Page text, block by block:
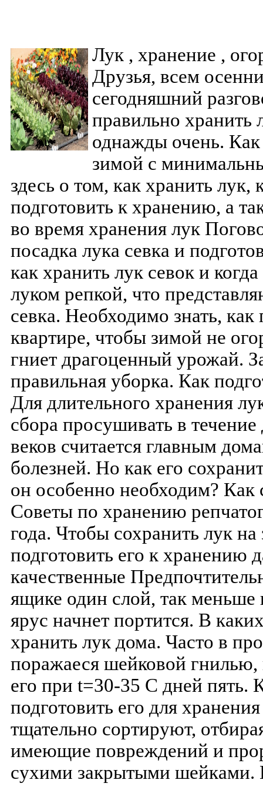
Лук , хранение ,
Друзья, всем
сегодняшний
правильно
однажды очень.
зимой с
здесь о том, как хранить лук,
подготовить к хранению, а
во время хранения лук
посадка лука севка и
как хранить лук севок и
луком репкой, что
севка. Необходимо знать,
квартире, чтобы зимой не
гниет драгоценный урожай.
правильная уборка. Как
Для длительного хранения
сбора просушивать в
веков считается главным
болезней. Но как его
он особенно необходим? Как
Советы по хранению
года. Чтобы сохранить лук
подготовить его к хранению
качественные
ящике один слой, так
ярус начнет портится. В
хранить лук дома. Часто в
поражаеся шейковой
его при t=30-35 С дней пять.
подготовить его для
тщательно сортируют,
имеющие повреждений и
сухими закрытыми шейками.